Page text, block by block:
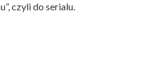
czyli do serialu.